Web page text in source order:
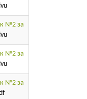
№2 за
№2 за
№2 за